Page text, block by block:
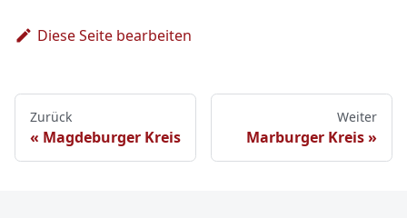
Diese Seite bearbeiten
Zurück
Magdeburger Kreis
Weiter
Marburger Kreis